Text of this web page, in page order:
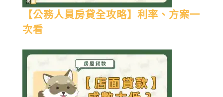
【公務人員房貸全攻略】利率、方案一
次看